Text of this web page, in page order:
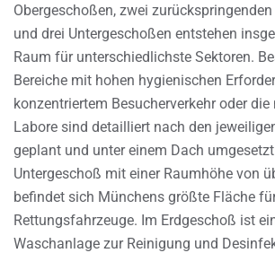
Obergeschoßen, zwei
und drei Untergeschoßen entstehen
Raum für unterschiedlichste Sektoren.
Bereiche mit hohen hygienischen
konzentriertem Besucherverkehr oder
Labore sind detailliert nach den
geplant und unter einem Dach
Untergeschoß mit einer Raumhöhe von
befindet sich Münchens größte Fläche
Rettungsfahrzeuge. Im Erdgeschoß ist
Waschanlage zur Reinigung und